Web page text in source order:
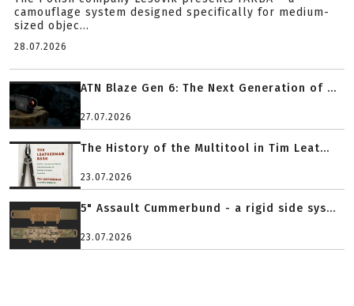
camouflage system designed specifically for medium-
sized objec...
28.07.2026
ATN Blaze Gen 6: The Next Generation of ...
27.07.2026
The History of the Multitool in Tim Leat...
23.07.2026
5" Assault Cummerbund - a rigid side sys...
23.07.2026